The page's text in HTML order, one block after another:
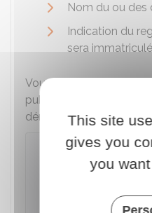
Nom du ou des
Indication du
sera
Vous pouvez effectuer
publication de l'avis de
démarche suivante :
Avis de
d'une SASU
Accéder
This site
gives you
you